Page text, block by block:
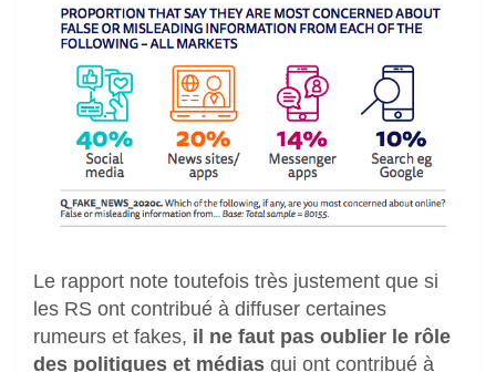
Le rapport note toutefois très justement que si
les RS ont contribué à diffuser certaines
rumeurs et fakes, il ne faut pas oublier le rôle
des politiques et médias qui ont contribué à